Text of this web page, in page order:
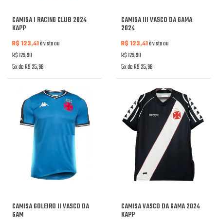
CAMISA I RACING CLUB 2024
KAPP
R$ 123,41à vista ou
R$ 129,90
5x de R$ 25,98
CAMISA III VASCO DA GAMA
2024
R$ 123,41à vista ou
R$ 129,90
5x de R$ 25,98
CAMISA GOLEIRO II VASCO DA
GAM
CAMISA VASCO DA GAMA 2024
KAPP